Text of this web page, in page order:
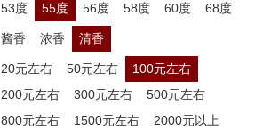
53度
55度 56度 58度 60度 68度
酱香 浓香 清香
20元左右 50元左右
100元左右
200元左右
300元左右
500元左右
800元左右
1500元左右 2000元以上